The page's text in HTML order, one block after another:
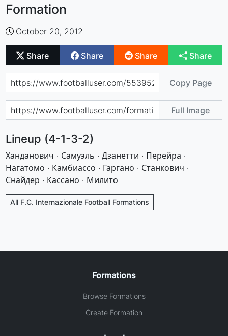
Formation
October 20, 2012
Share Share Share Share
Copy Page
Full Image
Lineup (4-1-3-2)
Ханданович · Самуэль · Дзанетти · Перейра ·
Нагатомо · Камбиассо · Гаргано · Станкович ·
Снайдер · Кассано · Милито
All F.C. Internazionale Football Formations
Formations
Browse Formations
Create Formation